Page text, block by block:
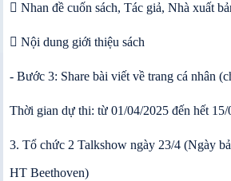
 Nhan đề cuốn sách, Tác giả, Nhà xuất
 Nội dung giới thiệu sách
- Bước 3: Share bài viết về trang cá nhân
Thời gian dự thi: từ 01/04/2025 đến hết 15/
3. Tổ chức 2 Talkshow ngày 23/4 (Ngày
HT Beethoven)